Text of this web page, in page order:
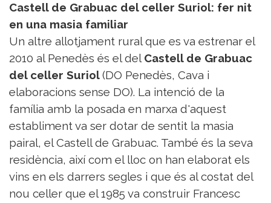
Castell de Grabuac del celler Suriol: fer nit
en una masia familiar
Un altre allotjament rural que es va estrenar el
2010 al Penedès és el del Castell de Grabuac
del celler Suriol(DO Penedès, Cava i
elaboracions sense DO). La intenció de la
família amb la posada en marxa d'aquest
establiment va ser dotar de sentit la masia
pairal, el Castell de Grabuac. També és la seva
residència, així com el lloc on han elaborat els
vins en els darrers segles i que és al costat del
nou celler que el 1985 va construir Francesc